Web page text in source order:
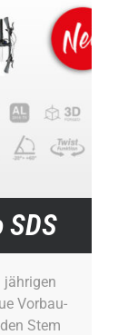
jährigen
Vorbau-
Stem